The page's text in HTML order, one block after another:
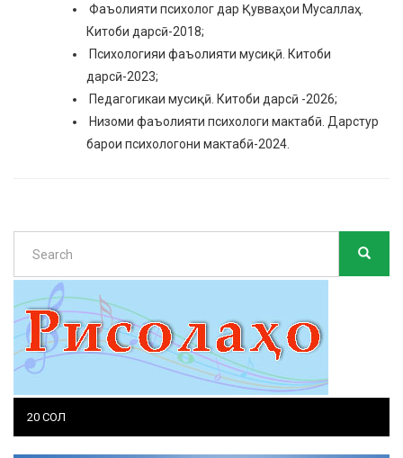
Фаъолияти психолог дар Қувваҳои Мусаллаҳ.
Китоби дарсӣ-2018;
Психологияи фаъолияти мусиқӣ. Китоби
дарсӣ-2023;
Педагогикаи мусиқӣ. Китоби дарсӣ -2026;
Низоми фаъолияти психологи мактабӣ. Дарстур
барои психологони мактабӣ-2024.
Search
20 СОЛ